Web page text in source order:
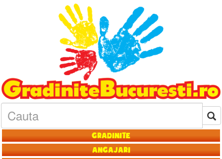
Gradinite
Angajari